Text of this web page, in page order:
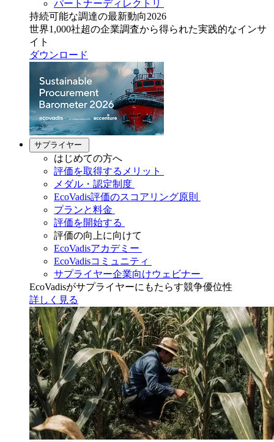
パートナーディレクトリ
持続可能な調達の最新動向2026
世界1,000社超の企業調査から得られた実践的なインサ
イト
ダウンロード
サプライヤー
はじめての方へ
評価を取得するメリット
メダル・認定制度
EcoVadis評価のスコアリング原則
プランと料金
評価を開始する
評価の向上に向けて
EcoVadisアカデミー
EcoVadisコミュニティ
サプライヤー企業向けウェビナー
EcoVadisがサプライヤーにもたらす競争優位性
詳しく見る